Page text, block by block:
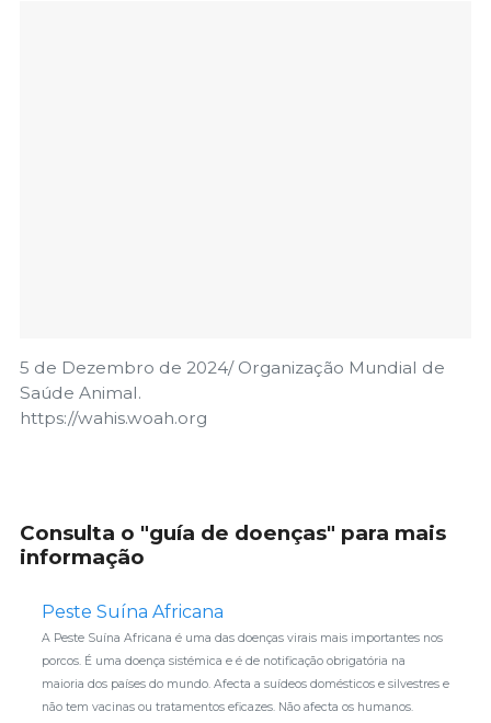
5 de Dezembro de 2024/ Organização Mundial de
Saúde Animal.
https://wahis.woah.org
Consulta o "guía de doenças" para mais
informação
Peste Suína Africana
A Peste Suína Africana é uma das doenças virais mais importantes nos
porcos. É uma doença sistémica e é de notificação obrigatória na
maioria dos países do mundo. Afecta a suídeos domésticos e silvestres e
não tem vacinas ou tratamentos eficazes. Não afecta os humanos.